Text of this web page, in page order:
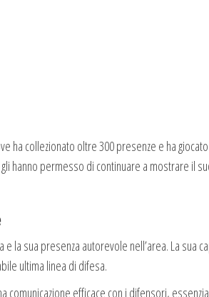
collezionato oltre 300 presenze e ha
hanno permesso di continuare a mostrare il
sua presenza autorevole nell’area. La sua
ultima linea di difesa.
comunicazione efficace con i difensori,